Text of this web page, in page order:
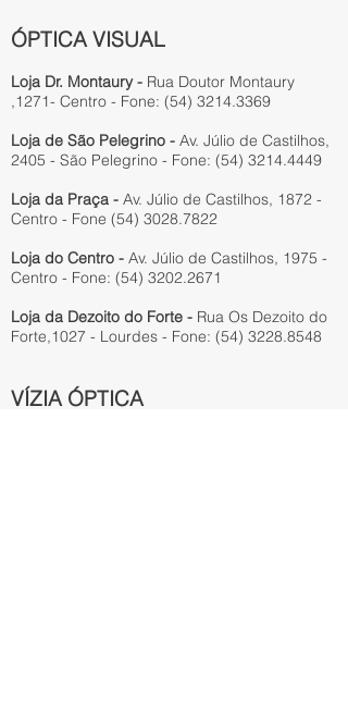
ÓPTICA VISUAL
Loja Dr. Montaury - Rua Doutor Montaury
,1271- Centro - Fone: (54) 3214.3369
Loja de São Pelegrino - Av. Júlio de Castilhos,
2405 - São Pelegrino - Fone: (54) 3214.4449
Loja da Praça - Av. Júlio de Castilhos, 1872 -
Centro - Fone (54) 3028.7822
Loja do Centro - Av. Júlio de Castilhos, 1975 -
Centro - Fone: (54) 3202.2671
Loja da Dezoito do Forte - Rua Os Dezoito do
Forte,1027 - Lourdes - Fone: (54) 3228.8548
VÍZIA ÓPTICA